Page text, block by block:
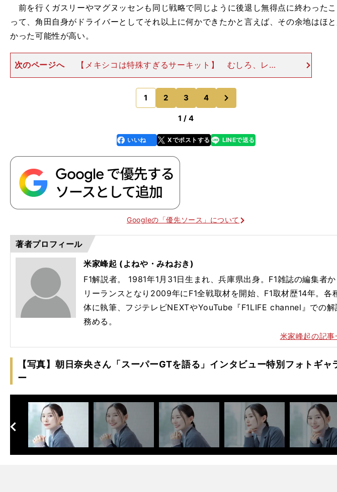
前を行くガスリーやマグヌッセンも同じ戦略で同じように後退し無得点に終わった
って、角田自身がドライバーとしてそれ以上に何かできたかと言えば、その余地はほ
かった可能性が高い。
次のページへ
【メキシコは特殊すぎるサーキット】 むしろ、レー
ス週末を通して好ペースを発揮し続けた角田は、ドライバーとして大き
く落胆するところはなかったと気持ちを切り替えた。「いいレースでは
なかったですけど、（
1 2 3 4
のページへ
1 / 4
faceboo
k
いいね Xでポストする
line LINEで送る
Googleの「優先ソース」について
著者プロフィール
米家峰起 (よねや・みねおき)
F1解説者。 1981年1月31日生まれ、兵庫県出身。F1雑誌の編集者
リーランスとなり2009年にF1全戦取材を開始、F1取材歴14年。各
体に執筆、フジテレビNEXTやYouTube『F1LIFE channel』での解
務める。
米家峰起の記事
【写真】朝日奈央さん「スーパーGTを語る」インタビュー特別フォトギャ
ー
次
へ
へ